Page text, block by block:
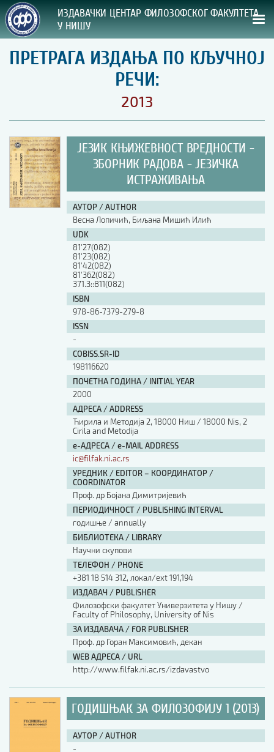
ИЗДАВАЧКИ ЦЕНТАР ФИЛОЗОФСКОГ ФАКУЛТЕТА
У НИШУ
СВА НАША ИЗДАЊА
ВРСТА ИЗДАЊА:
ПРЕГЛЕД
УПУТСТВА
УПУТСТВА
Правилник о издавачкој делатности
Упутство ауторима
Упутство уредницима
Изјава о ауторству
Изјава о лектури
Изјава о коришћењу ауторског дела
Упутство за бирање лиценце
Уговор са аутором
Шаблон прве стране и импресума [B5, ћир]
Шаблон прве стране и импресума [B5, лат]
Шаблон прве стране и импресума [B5, енг]
Етички кодекс
ПРЕТРАГА ИЗДАЊА
Наслов или део наслова
АУТОР / AUTHOR
ПРЕТРАГА ИЗДАЊА ПО КЉУЧНОЈ
РЕЧИ:
2013
ЈЕЗИК КЊИЖЕВНОСТ ВРЕДНОСТИ -
ЗБОРНИК РАДОВА - ЈЕЗИЧКА
ИСТРАЖИВАЊА
АУТОР / AUTHOR
Весна Лопичић, Биљана Мишић Илић
UDK
81'27(082)
81'23(082)
81'42(082)
81'362(082)
371.3::811(082)
ISBN
978-86-7379-279-8
ISSN
-
COBISS.SR-ID
198116620
ПОЧЕТНА ГОДИНА / INITIAL YEAR
2000
АДРЕСА / ADDRESS
Ћирила и Методија 2, 18000 Ниш / 18000 Nis, 2
Cirila and Metodija
е-АДРЕСА / e-MAIL ADDRESS
ic@filfak.ni.ac.rs
УРЕДНИК / EDITOR – КООРДИНАТОР /
COORDINATOR
Проф. др Бојана Димитријевић
ПЕРИОДИЧНОСТ / PUBLISHING INTERVAL
годишње / annually
БИБЛИОТЕКА / LIBRARY
Научни скупови
ТЕЛЕФОН / PHONE
+381 18 514 312, локал/ext 191,194
ИЗДАВАЧ / PUBLISHER
Филозофски факултет Универзитета у Нишу /
Faculty of Philosophy, University of Nis
ЗА ИЗДАВАЧА / FOR PUBLISHER
Проф. др Горан Максимовић, декан
WEB АДРЕСА / URL
http://www.filfak.ni.ac.rs/izdavastvo
ГОДИШЊАК ЗА ФИЛОЗОФИЈУ 1 (2013)
АУТОР / AUTHOR
-